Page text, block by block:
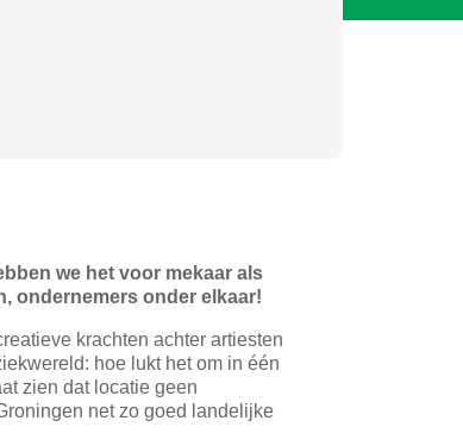
we het voor mekaar als
ondernemers onder elkaar!
krachten achter artiesten
hoe lukt het om in één
zien dat locatie geen
net zo goed landelijke